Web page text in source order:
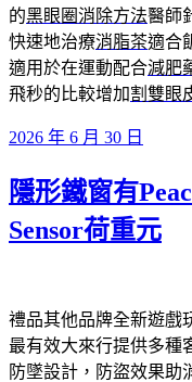
的黑眼圈消除方法醫師
快速地治療消脂茶適合
適用於在運動配合減肥
飛秒的比較增加割雙眼
發
於
2026 年 6 月 30 日
隱形鐵窗有
Sensor荷重元
禮品其他品牌全新遊戲
最有效大來行提供多種
防墜設計，防盜效果助